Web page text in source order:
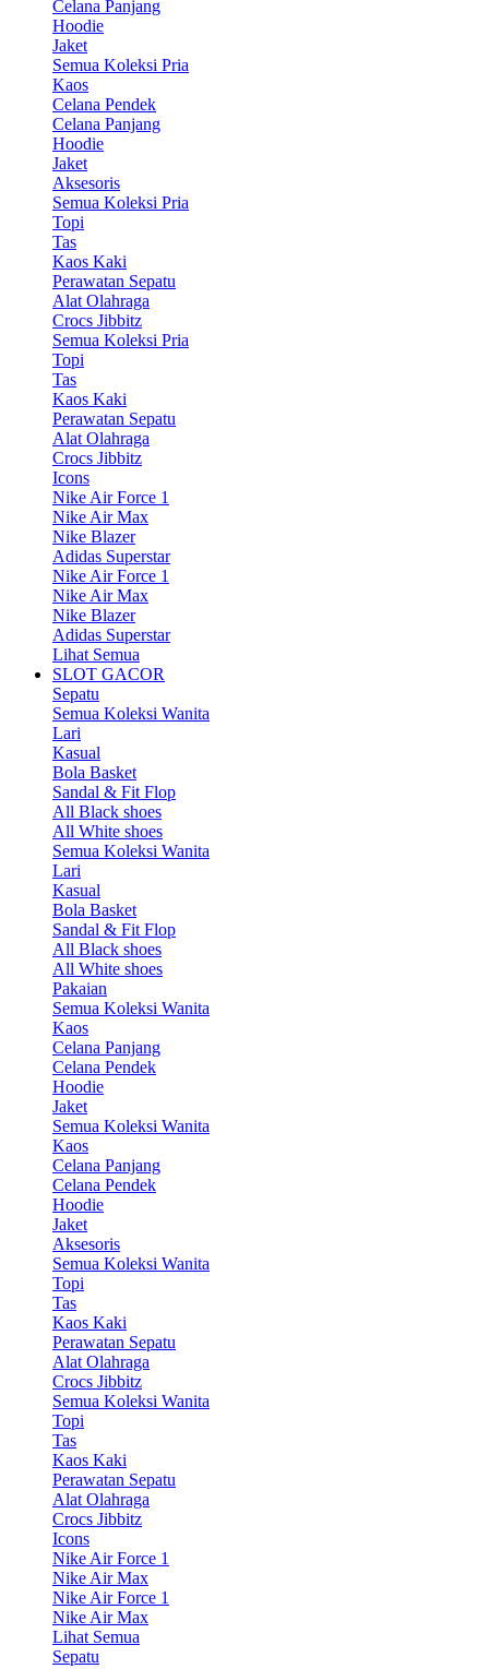
Celana Panjang
Hoodie
Jaket
Semua Koleksi Pria
Kaos
Celana Pendek
Celana Panjang
Hoodie
Jaket
Aksesoris
Semua Koleksi Pria
Topi
Tas
Kaos Kaki
Perawatan Sepatu
Alat Olahraga
Crocs Jibbitz
Semua Koleksi Pria
Topi
Tas
Kaos Kaki
Perawatan Sepatu
Alat Olahraga
Crocs Jibbitz
Icons
Nike Air Force 1
Nike Air Max
Nike Blazer
Adidas Superstar
Nike Air Force 1
Nike Air Max
Nike Blazer
Adidas Superstar
Lihat Semua
SLOT GACOR
Sepatu
Semua Koleksi Wanita
Lari
Kasual
Bola Basket
Sandal & Fit Flop
All Black shoes
All White shoes
Semua Koleksi Wanita
Lari
Kasual
Bola Basket
Sandal & Fit Flop
All Black shoes
All White shoes
Pakaian
Semua Koleksi Wanita
Kaos
Celana Panjang
Celana Pendek
Hoodie
Jaket
Semua Koleksi Wanita
Kaos
Celana Panjang
Celana Pendek
Hoodie
Jaket
Aksesoris
Semua Koleksi Wanita
Topi
Tas
Kaos Kaki
Perawatan Sepatu
Alat Olahraga
Crocs Jibbitz
Semua Koleksi Wanita
Topi
Tas
Kaos Kaki
Perawatan Sepatu
Alat Olahraga
Crocs Jibbitz
Icons
Nike Air Force 1
Nike Air Max
Nike Air Force 1
Nike Air Max
Lihat Semua
Sepatu